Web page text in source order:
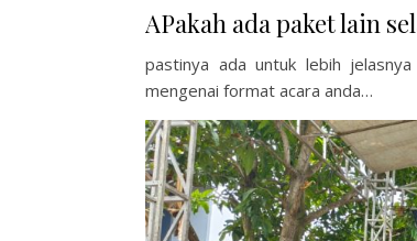
APakah ada paket lain
pastinya ada untuk lebih
mengenai format acara anda…